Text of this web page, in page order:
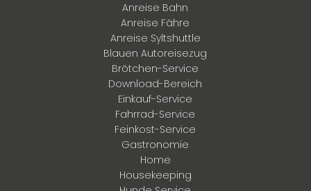
Anreise Bahn
Anreise Fähre
Anreise Syltshuttle
Blauen Autoreisezug
Brötchen-Service
Download-Bereich
Einkauf-Service
Fahrrad-Service
Feinkost-Service
Gastronomie
Home
Housekeeping